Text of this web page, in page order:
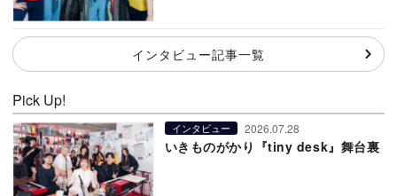
インタビュー記事一覧
Pick Up!
インタビュー 2026.07.28
いきものがかり『tiny desk』舞台裏